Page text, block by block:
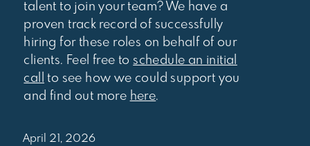
talent to join your team? We have a
proven track record of successfully
hiring for these roles on behalf of our
clients. Feel free toschedule an initial
call
to see how we could support you
and find out more here.
April 21, 2026